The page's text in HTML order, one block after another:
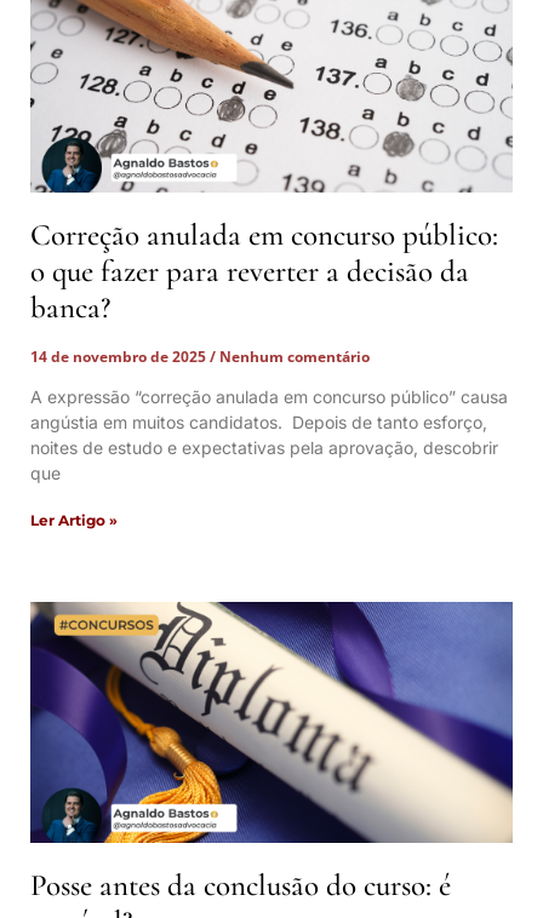
Correção anulada em concurso público:
o que fazer para reverter a decisão da
banca?
14 de novembro de 2025
Nenhum comentário
A expressão “correção anulada em concurso público” causa
angústia em muitos candidatos. Depois de tanto esforço,
noites de estudo e expectativas pela aprovação, descobrir
que
Ler Artigo »
Posse antes da conclusão do curso: é